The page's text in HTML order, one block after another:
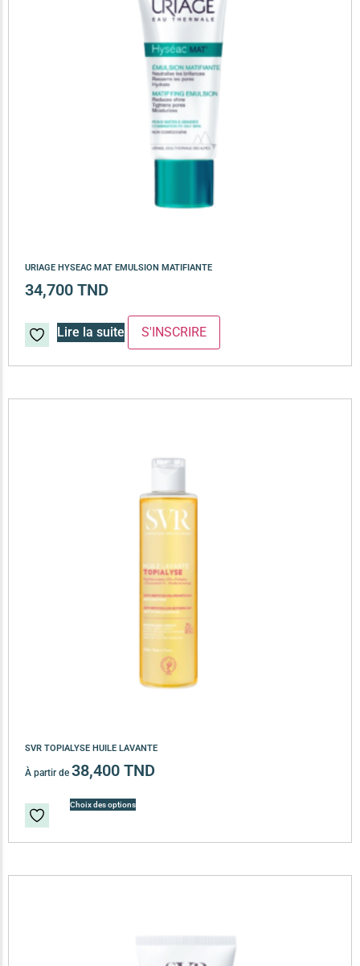
SVR TOPIALYSE HUILE LAVANTE
À partir de 38,400 TND
Choix des options
URIAGE HYSEAC MAT EMULSION MATIFIANTE
34,700 TND
Lire la suite